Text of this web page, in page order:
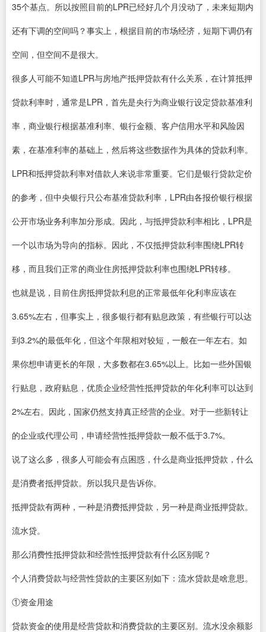
35个基点。所以按照目前的LPR已经好几个月没动了，未来短期内
还有下调的空间吗？事实上，根据目前的市场经济，短期下调仍有
空间，但空间不是很大。
很多人可能不知道LPR与房地产抵押贷款有什么关系，在计算抵押
贷款利率时，通常是LPR，首先是央行为商业银行设定贷款基准利
率，商业银行根据基准利率、银行金额、客户信用水平和风险因
素，在基准利率的基础上，然后将这些数据作为具体的贷款利率。
LPR和抵押贷款利率对借款人来说非常重要。它们是银行贷款定价
的参考，但中央银行只公布基准贷款利率，LPR由各报价银行根据
公开市场业务利率加分形成。因此，与抵押贷款利率相比，LPR是
一个以市场为导向的指标。因此，不仅抵押贷款利率围绕LPR转
移，而且我们正常的商业住房抵押贷款利率也围绕LPR转移。
也就是说，目前住房抵押贷款利息的正常最低年化利率应该在
3.65%左右，但事实上，很多银行都有贴息政策，有些银行可以达
到3.2%的最低年化，但这个年限相对较短，一般在一年左右。如
果你想申请更长的年限，大多数都在3.65%以上。比如一些外国银
行贴息，政府贴息，优质企业经营性抵押贷款的年化利率可以达到
2%左右。因此，国家仍然支持真正经营的企业。对于一些新转让
的企业或代理公司，申请经营性抵押贷款一般不低于3.7%。
说了这么多，很多人可能会有点困惑，什么是商业抵押贷款，什么
是消费者抵押贷款。所以我只是告诉你。
抵押贷款有两种，一种是消费抵押贷款，另一种是商业抵押贷款。
流水贷。
那么消费性抵押贷款和经营性抵押贷款有什么区别呢？
个人消费贷款与经营性贷款的主要区别如下：流水贷款是啥意思。
①资金用途
贷款资金的使用是经营贷款和消费贷款的主要区别。流水没余额影